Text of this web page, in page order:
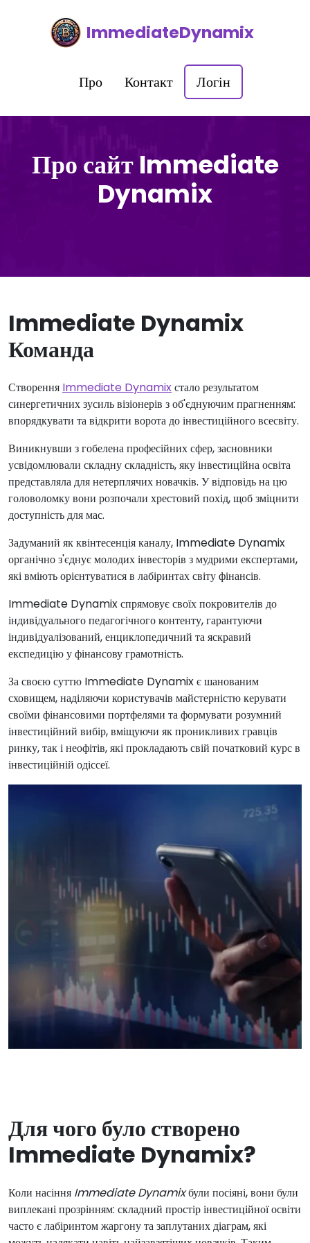
ImmediateDynamix
Про Контакт Логін
Про сайт Immediate
Dynamix
Immediate Dynamix
Команда
Створення Immediate Dynamixстало результатом
синергетичних зусиль візіонерів з об'єднуючим прагненням:
впорядкувати та відкрити ворота до інвестиційного всесвіту.
Виникнувши з гобелена професійних сфер, засновники
усвідомлювали складну складність, яку інвестиційна освіта
представляла для нетерплячих новачків. У відповідь на цю
головоломку вони розпочали хрестовий похід, щоб зміцнити
доступність для мас.
Задуманий як квінтесенція каналу, Immediate Dynamix
органічно з'єднує молодих інвесторів з мудрими експертами,
які вміють орієнтуватися в лабіринтах світу фінансів.
Immediate Dynamix спрямовує своїх покровителів до
індивідуального педагогічного контенту, гарантуючи
індивідуалізований, енциклопедичний та яскравий
експедицію у фінансову грамотність.
За своєю суттю Immediate Dynamix є шанованим
сховищем, наділяючи користувачів майстерністю керувати
своїми фінансовими портфелями та формувати розумний
інвестиційний вибір, вміщуючи як проникливих гравців
ринку, так і неофітів, які прокладають свій початковий курс в
інвестиційній одіссеї.
Для чого було створено
Immediate Dynamix?
Коли насіння Immediate Dynamixбули посіяні, вони були
виплекані прозрінням: складний простір інвестиційної освіти
часто є лабіринтом жаргону та заплутаних діаграм, які